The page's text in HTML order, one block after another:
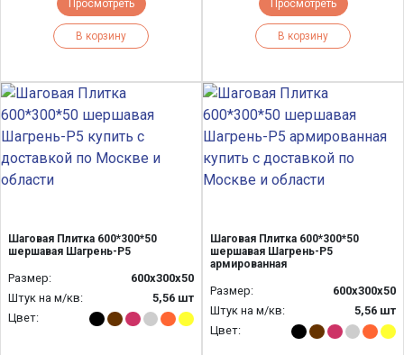
Просмотреть
В корзину
Просмотреть
В корзину
Шаговая Плитка 600*300*50
шершавая Шагрень-Р5
Размер:
600х300х50
Штук на м/кв:
5,56 шт
Цвет:
Шаговая Плитка 600*300*50
шершавая Шагрень-Р5
армированная
Размер:
600х300х50
Штук на м/кв:
5,56 шт
Цвет: